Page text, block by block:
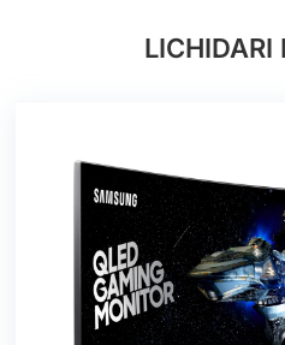
LICHIDARI